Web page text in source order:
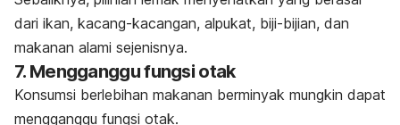
dari ikan, kacang-kacangan, alpukat, biji-bijian, dan
makanan alami sejenisnya.
7. Mengganggu fungsi otak
Konsumsi berlebihan makanan berminyak mungkin dapat
mengganggu fungsi otak.